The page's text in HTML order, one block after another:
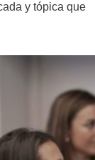
y tópica que